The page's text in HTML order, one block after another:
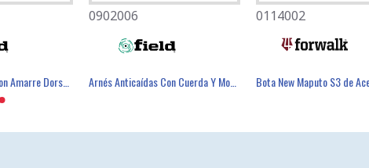
0902006
Arnés Anticaídas Con Cuerda Y Mosquetones. - FIELD
0804011 0114002